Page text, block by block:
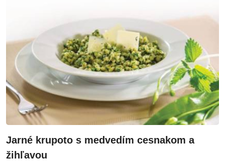
Jarné krupoto s medvedím cesnakom a
žihľavou